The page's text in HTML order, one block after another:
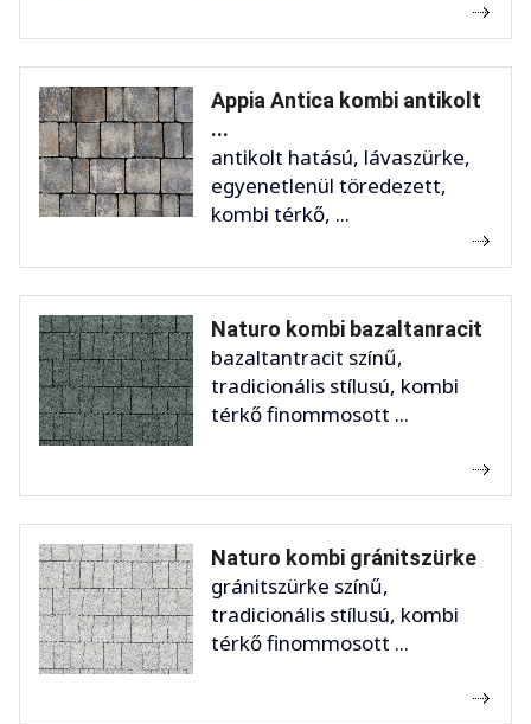
Appia Antica kombi antikolt
...
antikolt hatású, lávaszürke,
egyenetlenül töredezett,
kombi térkő, ...
Naturo kombi bazaltanracit
bazaltantracit színű,
tradicionális stílusú, kombi
térkő finommosott ...
Naturo kombi gránitszürke
gránitszürke színű,
tradicionális stílusú, kombi
térkő finommosott ...